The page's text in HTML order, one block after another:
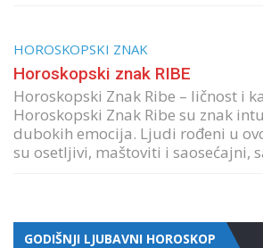
HOROSKOPSKI ZNAK
Horoskopski znak RIBE
Horoskopski Znak Ribe – ličnost i
Horoskopski Znak Ribe su znak
dubokih emocija. Ljudi rođeni u
su osetljivi, maštoviti i saosećajni,
GODIŠNJI LJUBAVNI HOROSKOP